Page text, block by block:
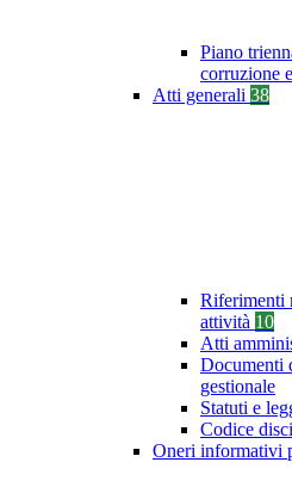
Piano
corruzione
Atti generali 38
Riferimenti
attività 10
Atti
Documenti
gestionale
Statuti e
Codice
Oneri informativi